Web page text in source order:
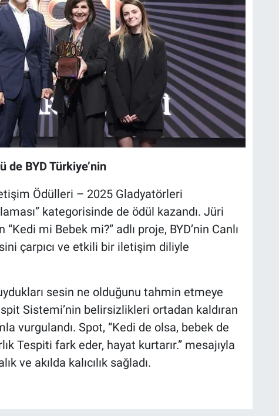
de BYD Türkiye’nin
Ödülleri – 2025 Gladyatörleri
kategorisinde de ödül kazandı. Jüri
mi Bebek mi?” adlı proje, BYD’nin Canlı
çarpıcı ve etkili bir iletişim diliyle
sesin ne olduğunu tahmin etmeye
Sistemi’nin belirsizlikleri ortadan kaldıran
vurgulandı. Spot, “Kedi de olsa, bebek de
Tespiti fark eder, hayat kurtarır.” mesajıyla
ve akılda kalıcılık sağladı.